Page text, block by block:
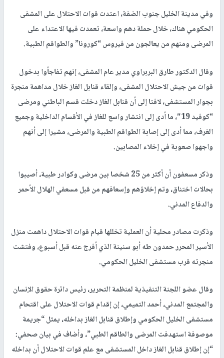
وفي مدينة الخليل جنوب الضفة، اعتدت قوات الاحتلال على المشفى
الحكومي هناك، خلال حملة دهم واسعة، تعمدت فيها الاعتداء على
المرضى ومنهم من يعالجون من فيروس “كورونا” والطواقم الطبية.
وقال الدكتور طارق البربراوي مدير عام المشفى، إنهم تفاجأوا بدخول
قوات من جيش الاحتلال المشفى، وإلقاء قنابل الغاز خلال مداهمة منجرة
بجوار المستشفى، لافتا إلى أن قنابل الغاز دخلت قسم الباطني ومرضى
“كوفيد 19″، ما أدى إلى انتشار واسع للغاز في الأقسام الداخلية وجميع
الغرف، مما أدى إلى إصابة الطواقم الطبية والمرضى، مشيرا إلى أنهم
واجهوا صعوبة في إخلاء المصابين.
وذكر مسعفون أن أكثر من 25 شخصا بين مرضى وكوادر طبية، أصيبوا
بحالات اختناق، وتم إخلاؤهم وإسعافهم من قبل مسعفي الهلال الأحمر
والدفاع المدني.
وذكرت مصادر محلية أن العملية تخللها قيام قوات الاحتلال داهمت منزل
الأسير المحرر حمدون طه أبو سنينة الذي أفرج عنه قبل أسبوع، وفتشت
منجرته قرب مستشفى الخليل الحكومي.
وقال عضو اللجنة التنفيذية لمنظمة التحرير، رئيس دائرة حقوق الإنسان
والمجتمع المدني، أحمد التميمي، إن إقدام قوات الاحتلال على اقتحام
مستشفى الخليل الحكومي وإطلاق قنابل الغاز بداخله، يمثل “جريمة
موصوفة استهدفت المرضى والطاقم الطبي”، وأضاف في بيان صحفي:
“إن إطلاق قنابل الغاز داخل المستشفى مع علم قوات الاحتلال أن بداخله